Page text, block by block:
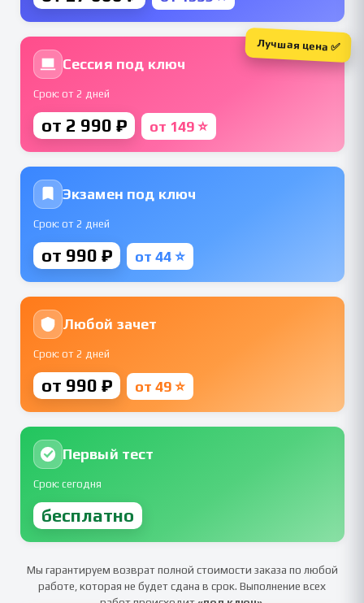
Сессия под ключ
Срок: от 2 дней
от 2 990 ₽ от 149 ⭐
Лучшая цена ✅
Экзамен под ключ
Срок: от 2 дней
от 990 ₽ от 44 ⭐
Любой зачет
Срок: от 2 дней
от 990 ₽ от 49 ⭐
Первый тест
Срок: сегодня
бесплатно
Мы гарантируем возврат полной стоимости заказа по любой
работе, которая не будет сдана в срок. Выполнение всех